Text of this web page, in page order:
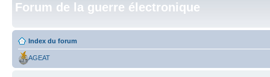
Forum de la guerre électronique
Index du forum
AGEAT